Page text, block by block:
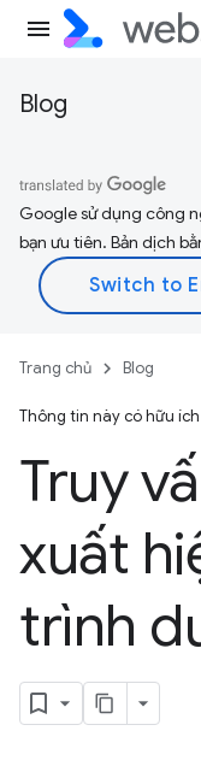
Blog
Google sử dụng công
bạn ưu tiên. Bản dịch
Trang chủ Blog
Thông tin này có hữu
Truy
xuất
trình